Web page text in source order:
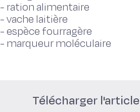
- ration alimentaire
-vache laitière
-espèce fourragère
- marqueur moléculaire
Télécharger l'article